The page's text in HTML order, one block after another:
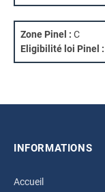
Zone Pinel : C
Eligibilité loi Pinel :
INFORMATIONS
Accueil